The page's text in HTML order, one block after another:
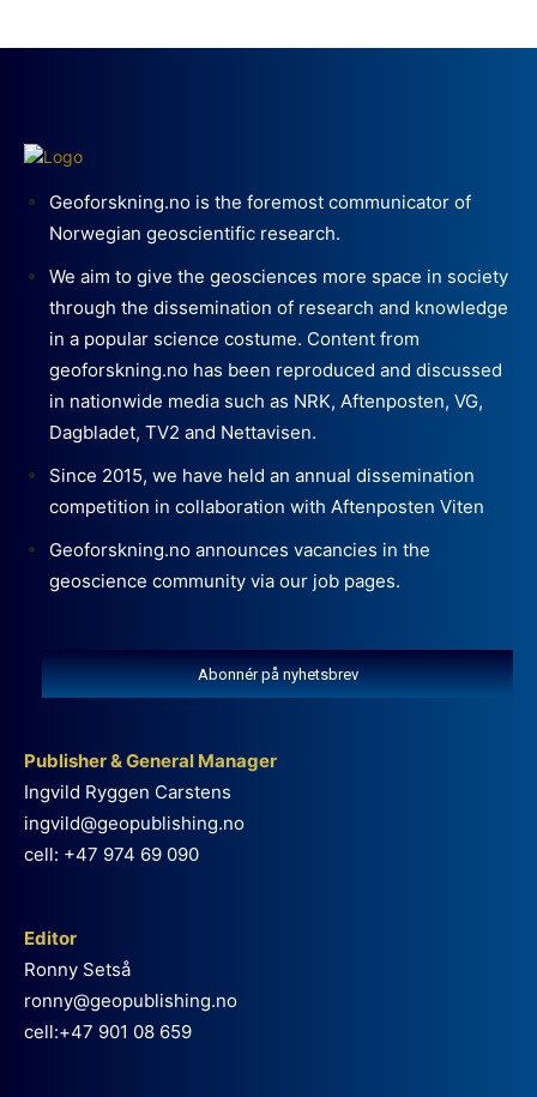
Geoforskning.no is the foremost communicator of
Norwegian geoscientific research.
We aim to give the geosciences more space in society
through the dissemination of research and knowledge
in a popular science costume. Content from
geoforskning.no has been reproduced and discussed
in nationwide media such as NRK, Aftenposten, VG,
Dagbladet, TV2 and Nettavisen.
Since 2015, we have held an annual dissemination
competition in collaboration with Aftenposten Viten
Geoforskning.no announces vacancies in the
geoscience community via our job pages.
Abonnér på nyhetsbrev
Publisher & General Manager
Ingvild Ryggen Carstens
ingvild@geopublishing.no
cell: +47 974 69 090
Editor
Ronny Setså
ronny@geopublishing.no
cell:+47 901 08 659